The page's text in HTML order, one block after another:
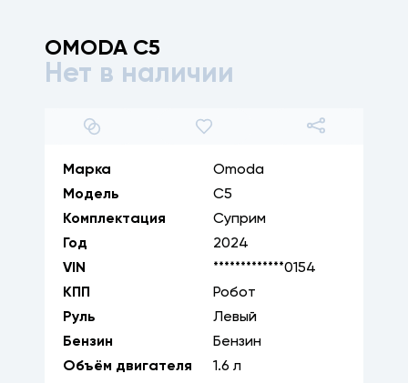
OMODA C5
Нет в наличии
1/ 33
Марка
Omoda
Модель
C5
Комплектация
Суприм
Год
2024
VIN
*************0154
КПП
Робот
Руль
Левый
Бензин
Бензин
Объём двигателя
1.6 л